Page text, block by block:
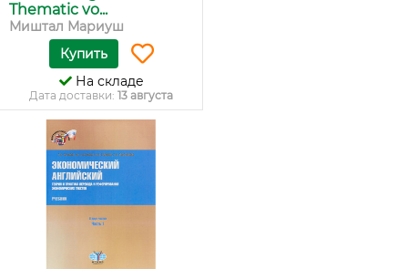
Thematic vo...
Миштал Мариуш
Купить
На складе
Дата доставки: 13 августа